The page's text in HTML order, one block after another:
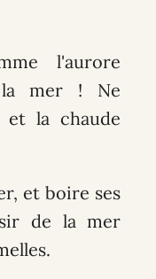
l'aurore
la mer ! Ne
et la chaude
et boire ses
de la mer